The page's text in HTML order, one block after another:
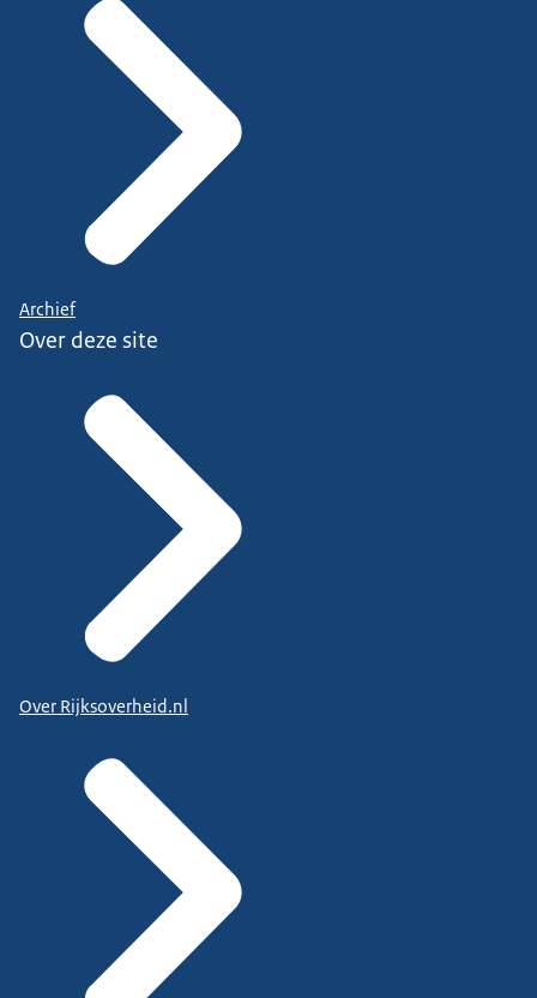
Archief
Over deze site
Over Rijksoverheid.nl